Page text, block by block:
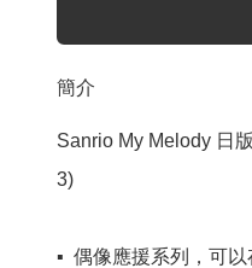
簡介
Sanrio My Melody 日
3)
▪️  偶像應援系列，可